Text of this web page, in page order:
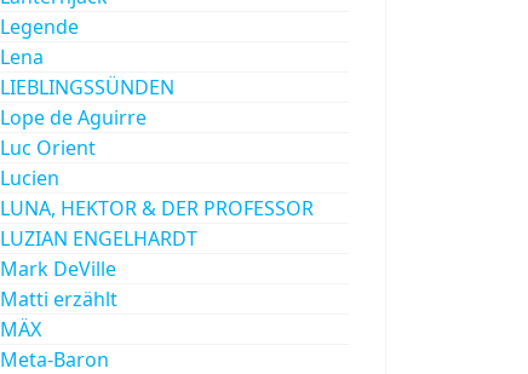
Legende
Lena
LIEBLINGSSÜNDEN
Lope de Aguirre
Luc Orient
Lucien
LUNA, HEKTOR & DER PROFESSOR
LUZIAN ENGELHARDT
Mark DeVille
Matti erzählt
MÄX
Meta-Baron